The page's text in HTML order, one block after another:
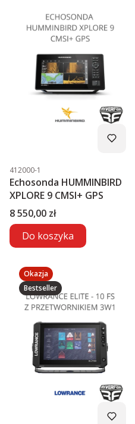
Kod produktu
412000-1
Echosonda HUMMINBIRD
XPLORE 9 CMSI+ GPS
Cena
8 550,00 zł
Do koszyka
Okazja
Bestseller